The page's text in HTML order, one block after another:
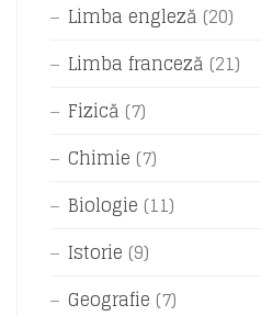
Limba engleză (20)
Limba franceză (21)
Fizică (7)
Chimie (7)
Biologie (11)
Istorie (9)
Geografie (7)